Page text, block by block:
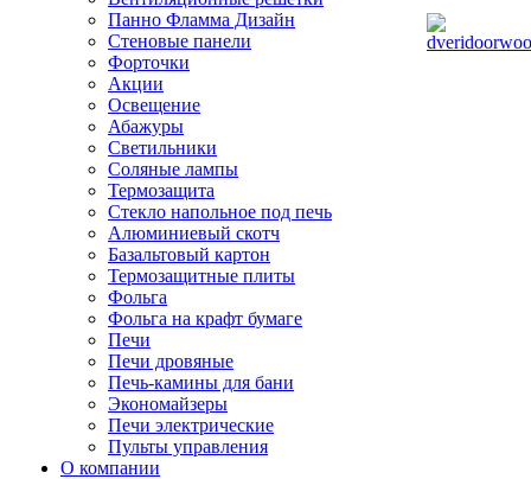
Панно Фламма Дизайн
Стеновые панели
Форточки
Акции
Освещение
Абажуры
Светильники
Соляные лампы
Термозащита
Стекло напольное под печь
Алюминиевый скотч
Базальтовый картон
Термозащитные плиты
Фольга
Фольга на крафт бумаге
Печи
Печи дровяные
Печь-камины для бани
Экономайзеры
Печи электрические
Пульты управления
О компании